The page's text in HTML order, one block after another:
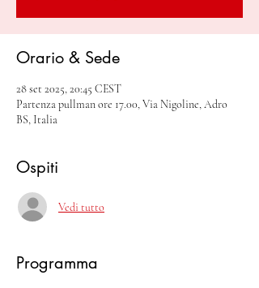
Orario & Sede
28 set 2025, 20:45 CEST
Partenza pullman ore 17.00, Via Nigoline, Adro
BS, Italia
Ospiti
Vedi tutto
Programma